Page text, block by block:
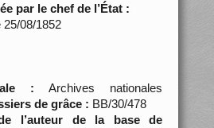
par le chef de l’État :
25/08/1852
: Archives nationales
de grâce : BB/30/478
l’auteur de la base de